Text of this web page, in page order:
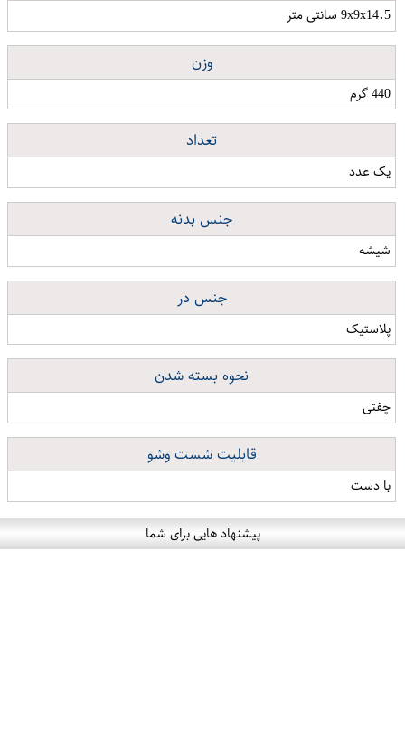
9x9x14.5 سانتی متر
وزن
440 گرم
تعداد
یک عدد
جنس بدنه
شیشه
جنس در
پلاستیک
نحوه بسته شدن
چفتی
قابلیت شست وشو
با دست
پیشنهاد هایی برای شما